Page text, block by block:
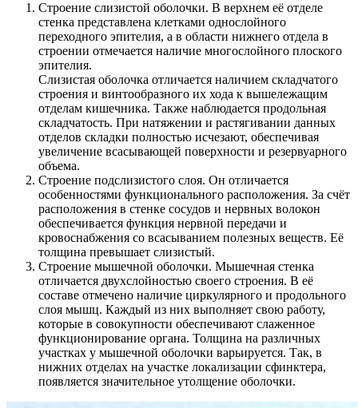
Строение слизистой оболочки. В верхнем её отделе
стенка представлена клетками однослойного
переходного эпителия, а в области нижнего отдела в
строении отмечается наличие многослойного плоского
эпителия.
Слизистая оболочка отличается наличием складчатого
строения и винтообразного их хода к вышележащим
отделам кишечника. Также наблюдается продольная
складчатость. При натяжении и растягивании данных
отделов складки полностью исчезают, обеспечивая
увеличение всасывающей поверхности и резервуарного
объема.
Строение подслизистого слоя. Он отличается
особенностями функционального расположения. За счёт
расположения в стенке сосудов и нервных волокон
обеспечивается функция нервной передачи и
кровоснабжения со всасыванием полезных веществ. Её
толщина превышает слизистый.
Строение мышечной оболочки. Мышечная стенка
отличается двухслойностью своего строения. В её
составе отмечено наличие циркулярного и продольного
слоя мышц. Каждый из них выполняет свою работу,
которые в совокупности обеспечивают слаженное
функционирование органа. Толщина на различных
участках у мышечной оболочки варьируется. Так, в
нижних отделах на участке локализации сфинктера,
появляется значительное утолщение оболочки.